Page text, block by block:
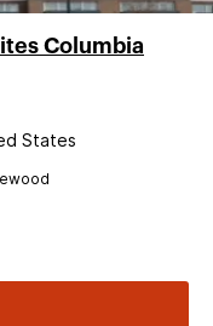
Columbia
States